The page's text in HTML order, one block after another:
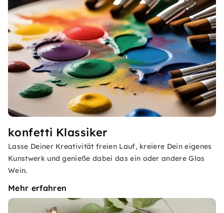
konfetti Klassiker
Lasse Deiner Kreativität freien Lauf, kreiere Dein eigenes
Kunstwerk und genieße dabei das ein oder andere Glas
Wein.
Mehr erfahren